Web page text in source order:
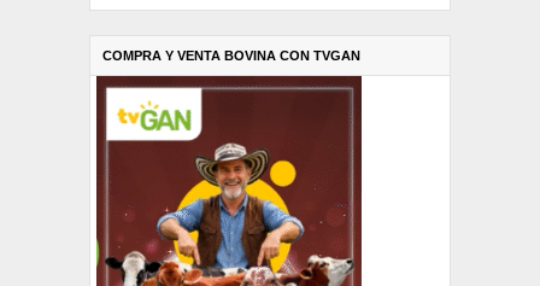
COMPRA Y VENTA BOVINA CON TVGAN